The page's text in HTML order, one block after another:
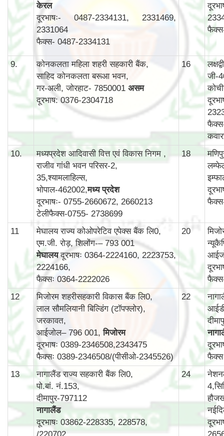
केरल
दूरभाषः- 0487-2334131, 2331469,
2331064
फैक्स- 0487-2334131
9.
कोनकलता महिला शहरी सहकारी बैंक,
साहिद कोनकलता बरूआ भवन,
गर-अली, जोरहाट- 7850001 असम
दूरभाष: 0376-2304718
16
जी-
10.
मध्यप्रदेश आदिवासी वित्त एवं विकास निगम ,
राजीव गांधी भवन परिसर-2,
35,श्यामलाहिल्स,
भोपाल-462002,मध्य प्रदेश
दूरभाषः- 0755-2660672, 2660213
टेलीफैक्स-0755- 2738699
18
11
मेघालय राज्य कोओपरेटिव एपेक्स बैंक लि0,
एम.जी. रोड़, शिलोंग-– 793 001
मेघालयदूरभाषः 0364-2224160, 2223753,
2224166,
फैक्सः 0364-2222026
20
12
मिजोरम शहरीसहकारी विकास बैंक लि0,
लाल सौमलियानी बिल्डिंग (टॉपफ्लोर),
जरकावत,
आईजोल– 796 001,मिजोरम
दूरभाषः 0389-2346508,2343475
फैक्सः 0389-2346508/(पीसीओ-2345526)
22
13
नागालैंड राज्य सहकारी बैंक लि0,
पो.बां. नं.153,
दीमापुर-797112
नागालैंड
दूरभाषः 03862-228335, 228578,
/220702
24